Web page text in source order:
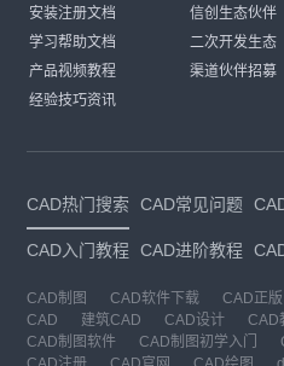
安装注册文档
学习帮助文档
产品视频教程
经验技巧资讯
信创生态伙伴
二次开发生态
渠道伙伴招募
CAD热门搜索 CAD常见问题
CAD入门教程 CAD进阶教程
CAD制图 CAD软件下载 CAD正版
CAD
建筑CAD CAD设计 CAD
CAD制图软件
CAD制图初学入门